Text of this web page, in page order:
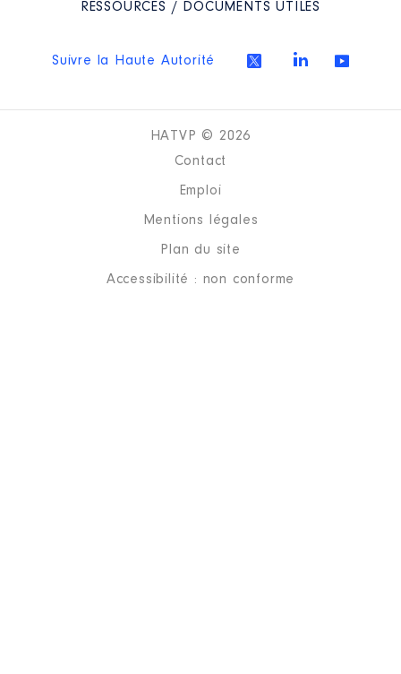
RESSOURCES / DOCUMENTS UTILES
Suivre la Haute Autorité
HATVP © 2026
Contact
Emploi
Mentions légales
Plan du site
Accessibilité : non conforme